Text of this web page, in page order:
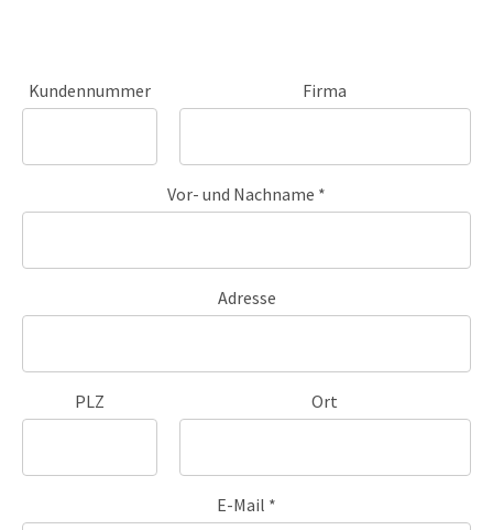
Kundennummer Firma
Vor- und Nachname *
Adresse
PLZ Ort
E-Mail *